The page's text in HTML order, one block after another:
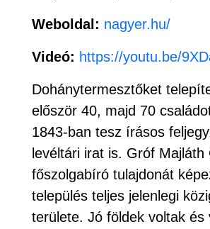
Dohánytermesztőket
először 40, majd 70
1843-ban tesz írásos
levéltári irat is. Gróf Majláth
főszolgabíró tulajdonát
település teljes jelenlegi
területe. Jó földek voltak és
Weboldal: nagyer.hu/
Videó: https://youtu.be/